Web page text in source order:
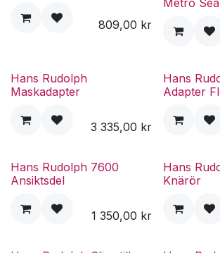
809,00 kr
Hans Rudolph
Maskadapter
3 335,00 kr
Hans
Adapter
Hans Rudolph 7600
Ansiktsdel
1 350,00 kr
Hans
Knärör